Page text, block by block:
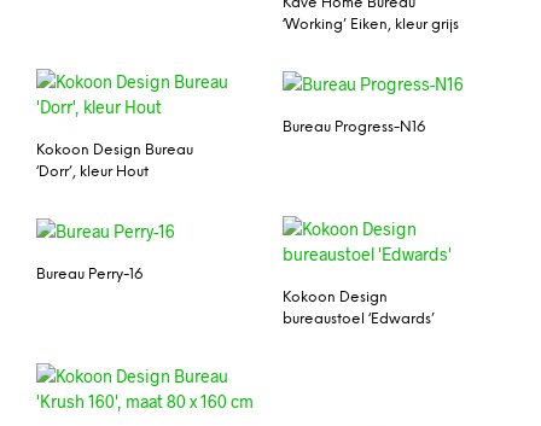
Kave Home Bureau
‘Working’ Eiken, kleur grijs
Kokoon Design Bureau
‘Dorr’, kleur Hout
Bureau Progress-N16
Bureau Perry-16
Kokoon Design
bureaustoel ‘Edwards’